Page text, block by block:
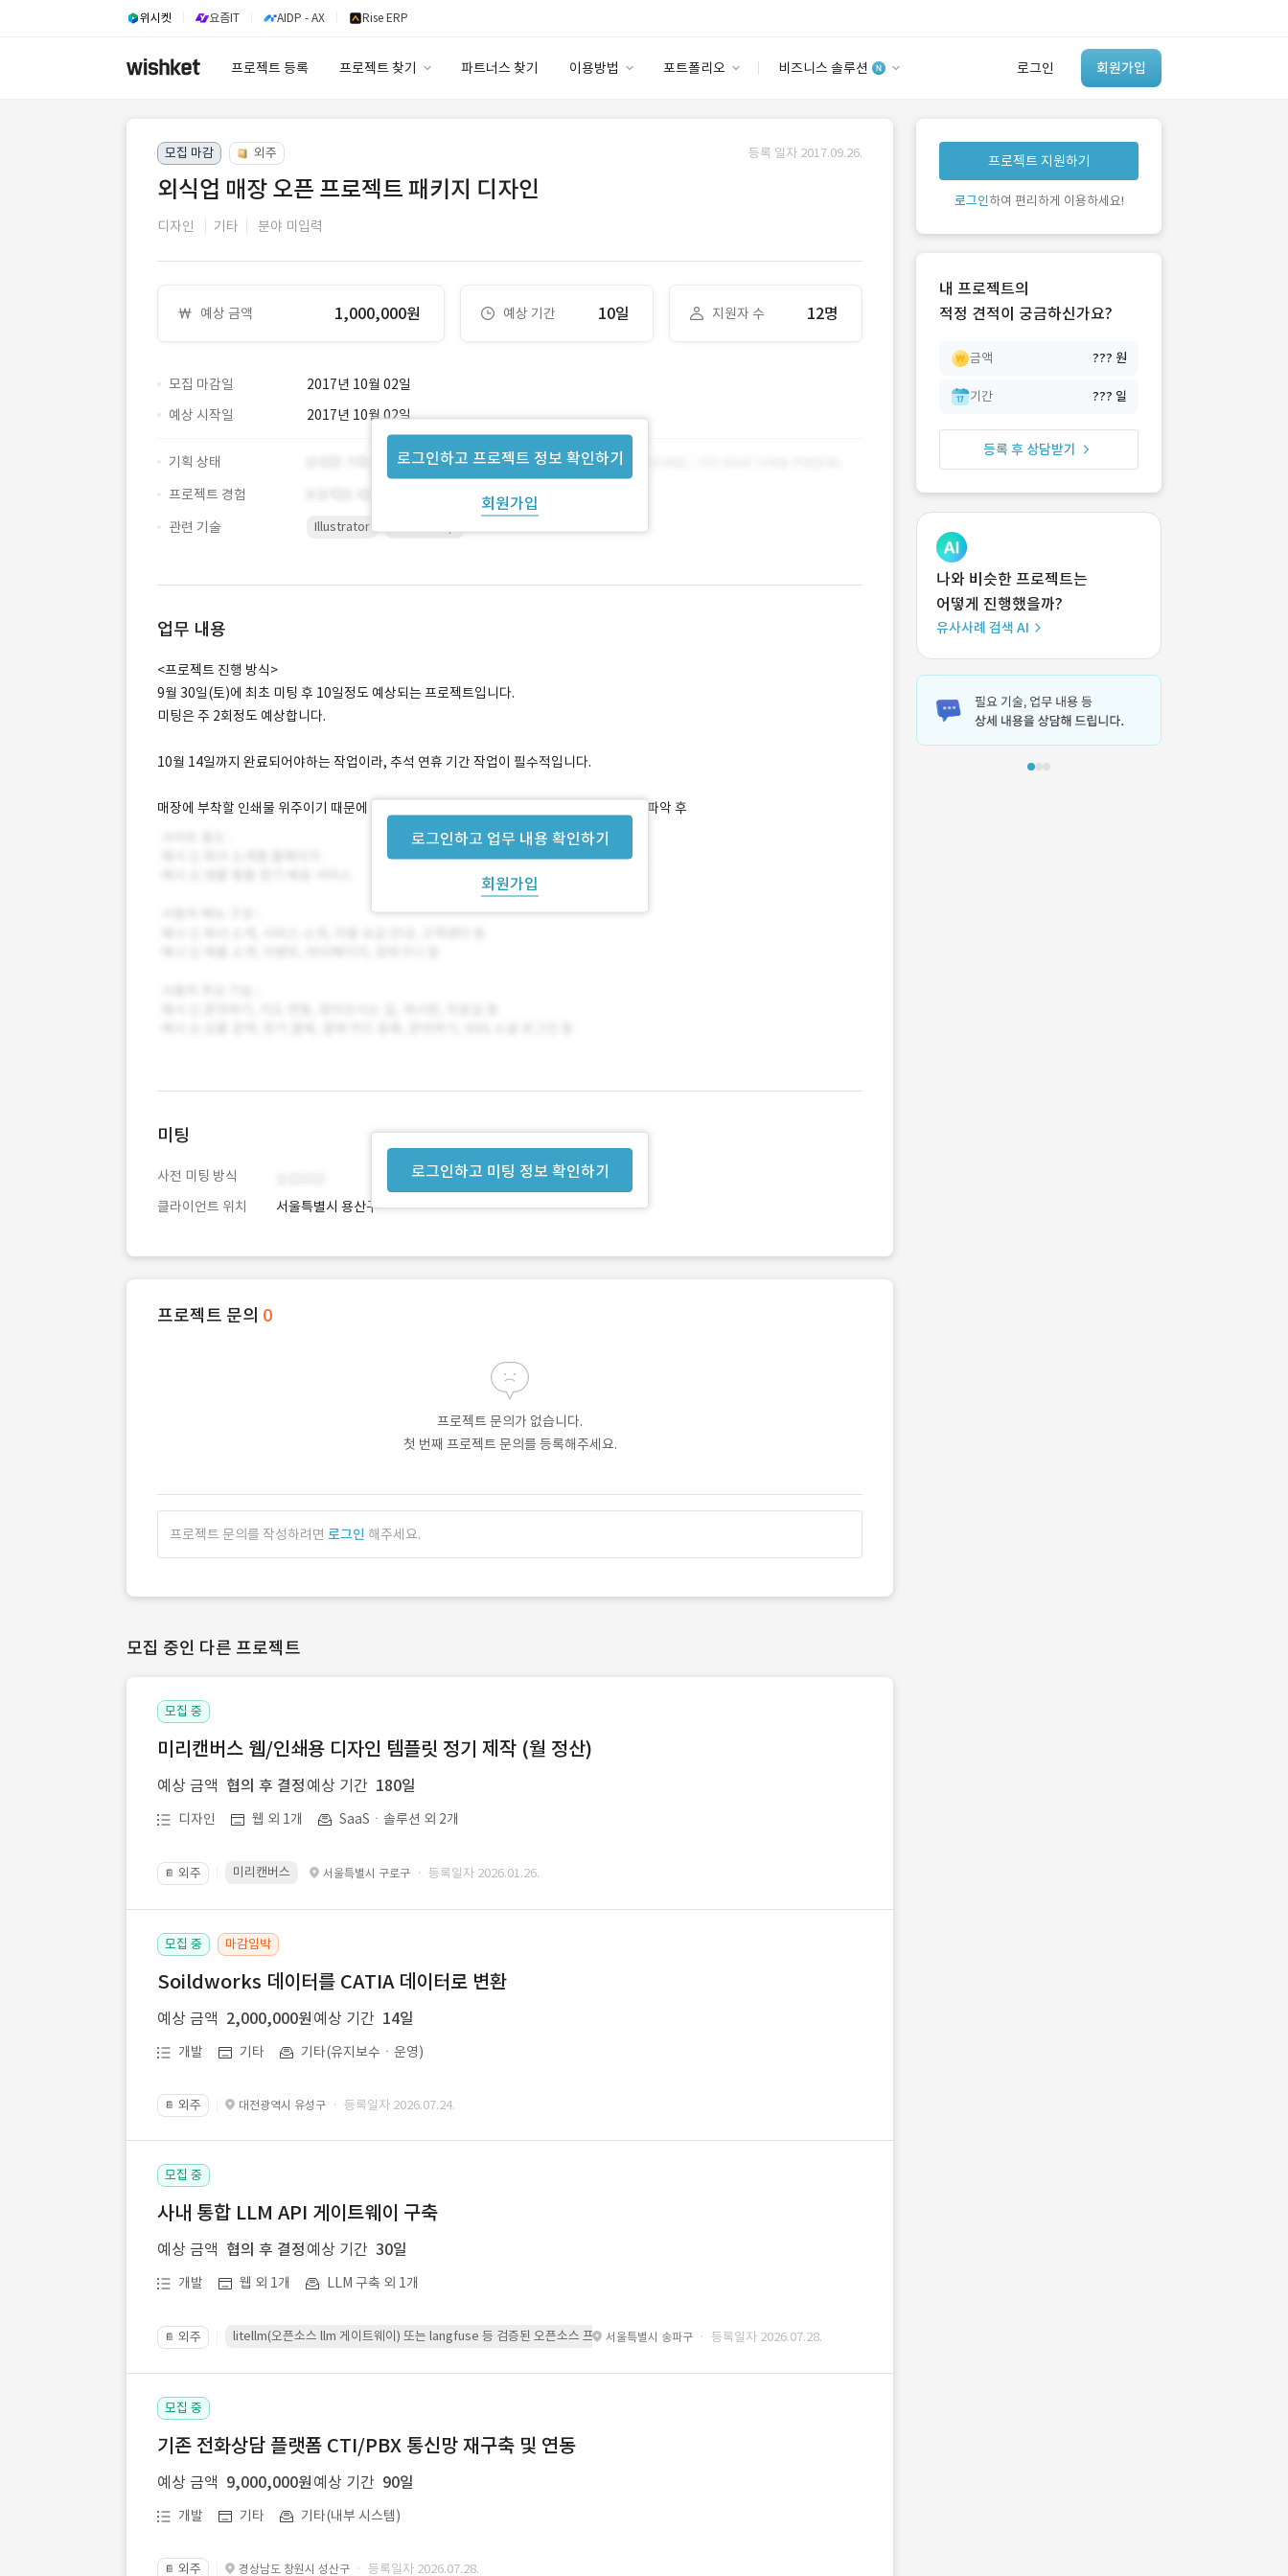
위시켓 요즘IT AIDP - AX Rise ERP
프로젝트 등록 프로젝트 찾기 파트너스 찾기 이용방법 포트폴리오 비즈니스 솔루션 로그인 회원가입
안심 코드 케어
유사사례 검색 AI
‘이런 거’ 만들어본
개발 회사 있어?
모집 마감 외주 등록 일자 2017.09.26.
외식업 매장 오픈 프로젝트 패키지 디자인
디자인 기타 분야 미입력
예상 금액 1,000,000원 예상 기간 10일 지원자 수 12명
모집 마감일 2017년 10월 02일
로그인하고 프로젝트 정보 확인하기
회원가입
예상 시작일 2017년 10월 02일
기획 상태
프로젝트 경험
관련 기술
Illustrator
업무 내용
로그인하고 업무 내용 확인하기
회원가입
<프로젝트 진행 방식>
9월 30일(토)에 최초 미팅 후 10일정도 예상되는 프로젝트입니다.
미팅은 주 2회정도 예상합니다.
10월 14일까지 완료되어야하는 작업이라, 추석 연휴 기간 작업이 필수적입니다.
매장에 부착할 인쇄물 위주이기 때문에 필요 시 한남동(한강진역) 매장에 방문하여 컨디션 파악 후
로그인하고 미팅 정보 확인하기
미팅
사전 미팅 방식
클라이언트 위치
서울특별시 용산구
프로젝트 문의 0
프로젝트 문의가 없습니다.
첫 번째 프로젝트 문의를 등록해주세요.
프로젝트 문의를 작성하려면 로그인 해주세요.
모집 중인 다른 프로젝트
모집 중
미리캔버스 웹/인쇄용 디자인 템플릿 정기 제작 (월 정산)
예상 금액 협의 후 결정 예상 기간 180일
디자인 웹 외 1개 SaaSㆍ솔루션 외 2개
📔 외주 미리캔버스 서울특별시 구로구 · 등록일자 2026.01.26.
모집 중 마감임박
Soildworks 데이터를 CATIA 데이터로 변환
예상 금액 2,000,000원 예상 기간 14일
개발 기타 기타(유지보수ㆍ운영)
📔 외주 대전광역시 유성구 · 등록일자 2026.07.24.
모집 중
사내 통합 LLM API 게이트웨이 구축
예상 금액 협의 후 결정 예상 기간 30일
개발 웹 외 1개 LLM 구축 외 1개
📔 외주 litellm(오픈소스 llm 게이트웨이) 또는 langfuse 등 검증된 오픈소스 프레임워크를 기반으로 시스템을 구축
서울특별시 송파구 · 등록일자 2026.07.28.
모집 중
기존 전화상담 플랫폼 CTI/PBX 통신망 재구축 및 연동
예상 금액 9,000,000원 예상 기간 90일
개발 기타 기타(내부 시스템)
📔 외주 경상남도 창원시 성산구 · 등록일자 2026.07.28.
프로젝트 지원하기
로그인하여 편리하게 이용하세요!
내 프로젝트의
적정 견적이 궁금하신가요?
금액 ??? 원
기간 ??? 일
등록 후 상담받기
나와 비슷한 프로젝트는
어떻게 진행했을까?
유사사례 검색 AI